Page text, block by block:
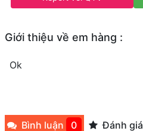
Giới thiệu về em hàng :
Ok
Bình luận 0 Đánh giá